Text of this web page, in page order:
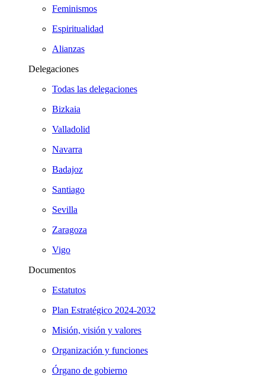
Feminismos
Espiritualidad
Alianzas
Delegaciones
Todas las delegaciones
Bizkaia
Valladolid
Navarra
Badajoz
Santiago
Sevilla
Zaragoza
Vigo
Documentos
Estatutos
Plan Estratégico 2024-2032
Misión, visión y valores
Organización y funciones
Órgano de gobierno